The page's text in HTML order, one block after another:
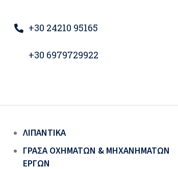
+30 24210 95165
+30 6979729922
ΛΙΠΑΝΤΙΚΆ
ΓΡΆΣΑ ΟΧΗΜΆΤΩΝ & ΜΗΧΑΝΗΜΆΤΩΝ
ΈΡΓΩΝ